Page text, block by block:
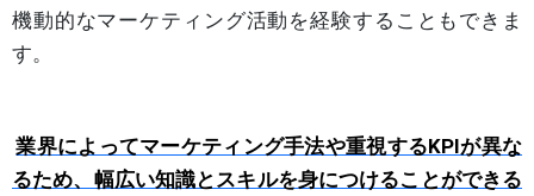
機動的なマーケティング活動を経験することもできま
す。
業界によってマーケティング手法や重視するKPIが異な
るため、幅広い知識とスキルを身につけることができる